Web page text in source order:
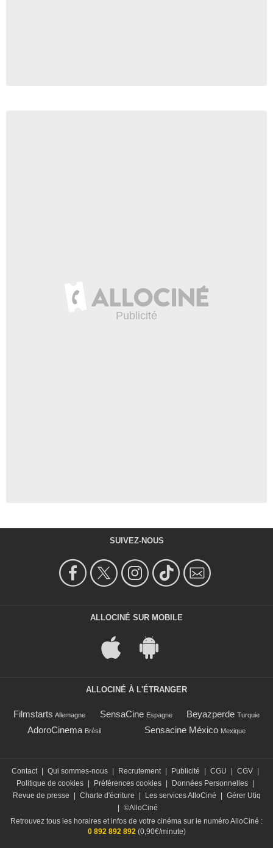
SUIVEZ-NOUS
ALLOCINÉ SUR MOBILE
ALLOCINÉ À L'ÉTRANGER
Filmstarts Allemagne SensaCine Espagne Beyazperde Turquie
AdoroCinema Brésil Sensacine México Mexique
Contact Qui sommes-nous Recrutement Publicité CGU CGV
Politique de cookies
Préférences cookies Données Personnelles
Revue de presse
Charte d'écriture Les services AlloCiné
Gérer Utiq
©AlloCiné
Retrouvez tous les horaires et infos de votre cinéma sur le numéro AlloCiné :
0 892 892 892(0,90€/minute)